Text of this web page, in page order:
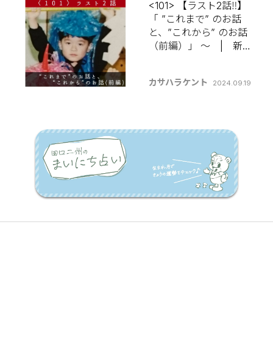
<101> 【ラスト2話‼️】
「 ”これまで” のお話
と、”これから” のお話
（前編）」 〜 | 新発
ばいいんですか？】
カサハラケント 2024.09.19